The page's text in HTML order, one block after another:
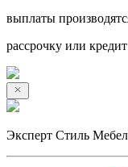
выплаты
рассрочку или
Эксперт Стиль